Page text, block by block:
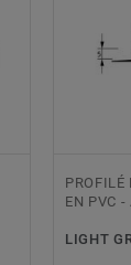
PROFILÉ
EN PVC -
LIGHT